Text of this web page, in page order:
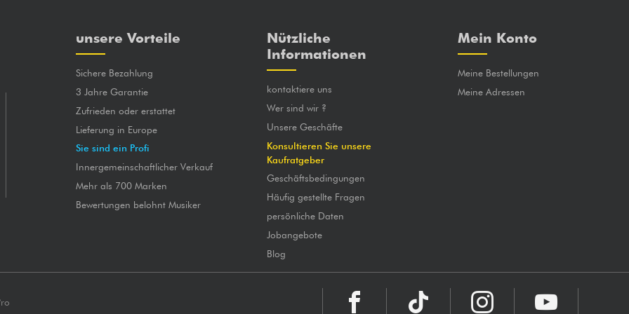
unsere Vorteile
Sichere Bezahlung
3 Jahre Garantie
Zufrieden oder erstattet
Lieferung in Europe
Sie sind ein Profi
Innergemeinschaftlicher Verkauf
Mehr als 700 Marken
Bewertungen belohnt Musiker
Nützliche
Informationen
kontaktiere uns
Wer sind wir ?
Unsere Geschäfte
Konsultieren Sie unsere
Kaufratgeber
Geschäftsbedingungen
Häufig gestellte Fragen
persönliche Daten
Jobangebote
Blog
Mein Konto
Meine Bestellungen
Meine Adressen